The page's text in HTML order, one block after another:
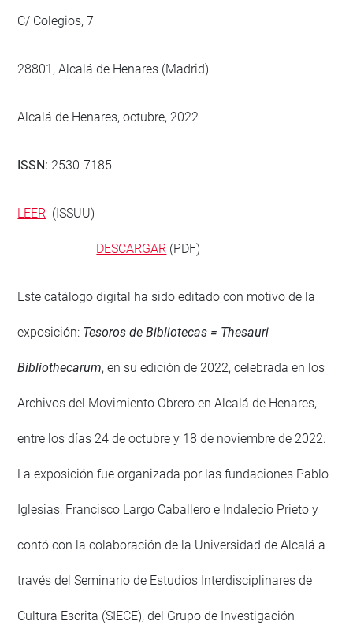
C/ Colegios, 7
28801, Alcalá de Henares (Madrid)
Alcalá de Henares, octubre, 2022
ISSN: 2530-7185
LEER (ISSUU)
DESCARGAR (PDF)
Este catálogo digital ha sido editado con motivo de la
exposición: Tesoros de Bibliotecas = Thesauri
Bibliothecarum, en su edición de 2022, celebrada en los
Archivos del Movimiento Obrero en Alcalá de Henares,
entre los días 24 de octubre y 18 de noviembre de 2022.
La exposición fue organizada por las fundaciones Pablo
Iglesias, Francisco Largo Caballero e Indalecio Prieto y
contó con la colaboración de la Universidad de Alcalá a
través del Seminario de Estudios Interdisciplinares de
Cultura Escrita (SIECE), del Grupo de Investigación